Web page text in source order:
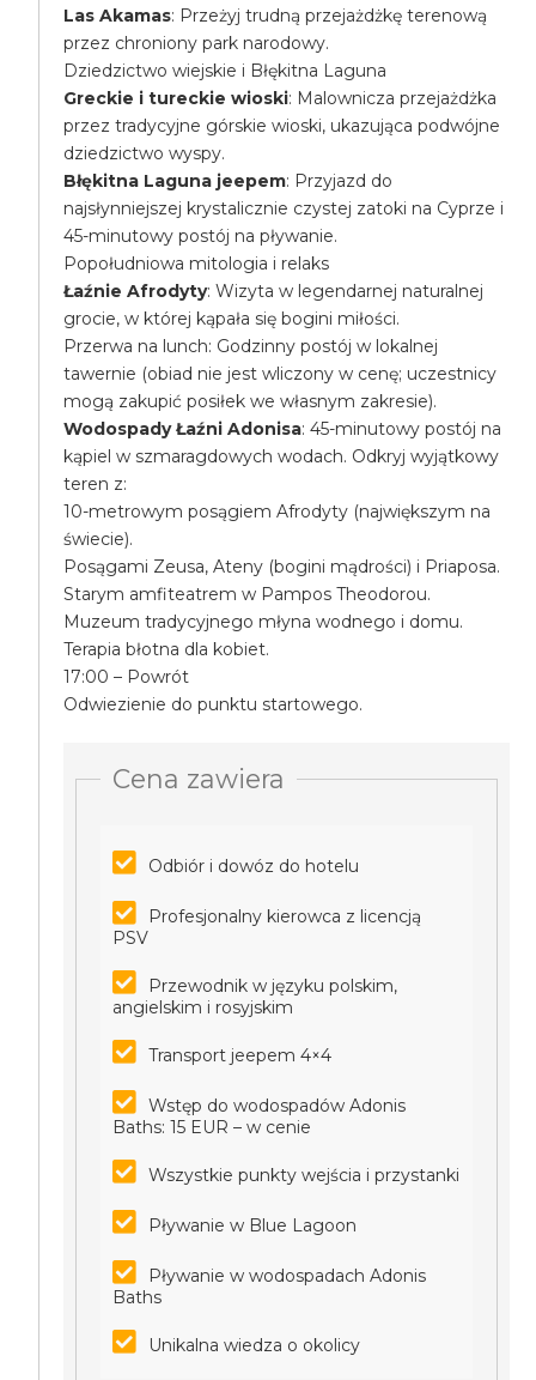
Las Akamas: Przeżyj trudną przejażdżkę terenową
przez chroniony park narodowy.
Dziedzictwo wiejskie i Błękitna Laguna
Greckie i tureckie wioski: Malownicza przejażdżka
przez tradycyjne górskie wioski, ukazująca podwójne
dziedzictwo wyspy.
Błękitna Laguna jeepem: Przyjazd do
najsłynniejszej krystalicznie czystej zatoki na Cyprze i
45-minutowy postój na pływanie.
Popołudniowa mitologia i relaks
Łaźnie Afrodyty: Wizyta w legendarnej naturalnej
grocie, w której kąpała się bogini miłości.
Przerwa na lunch: Godzinny postój w lokalnej
tawernie (obiad nie jest wliczony w cenę; uczestnicy
mogą zakupić posiłek we własnym zakresie).
Wodospady Łaźni Adonisa: 45-minutowy postój na
kąpiel w szmaragdowych wodach. Odkryj wyjątkowy
teren z:
10-metrowym posągiem Afrodyty (największym na
świecie).
Posągami Zeusa, Ateny (bogini mądrości) i Priaposa.
Starym amfiteatrem w Pampos Theodorou.
Muzeum tradycyjnego młyna wodnego i domu.
Terapia błotna dla kobiet.
17:00 – Powrót
Odwiezienie do punktu startowego.
Cena zawiera
Odbiór i dowóz do hotelu
Profesjonalny kierowca z licencją
PSV
Przewodnik w języku polskim,
angielskim i rosyjskim
Transport jeepem 4×4
Wstęp do wodospadów Adonis
Baths: 15 EUR – w cenie
Wszystkie punkty wejścia i przystanki
Pływanie w Blue Lagoon
Pływanie w wodospadach Adonis
Baths
Unikalna wiedza o okolicy